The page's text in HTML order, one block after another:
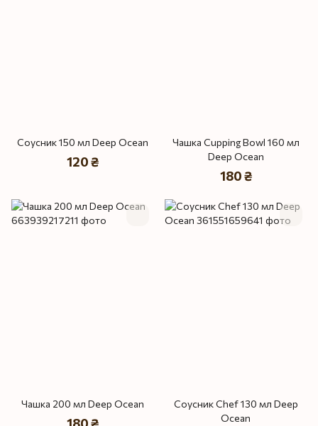
Соусник 150 мл Deep Ocean
120 ₴
Чашка Cupping Bowl 160 мл
Deep Ocean
180 ₴
Чашка 200 мл Deep Ocean
Соусник Chef 130 мл Deep
Ocean